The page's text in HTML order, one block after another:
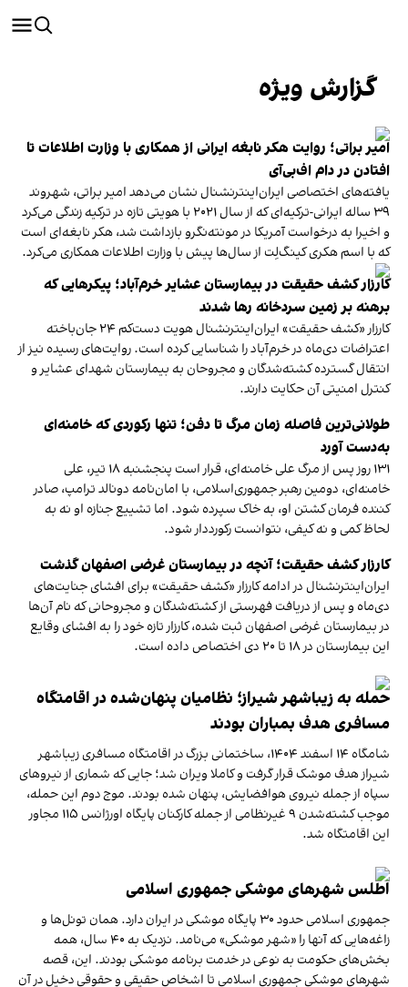
گزارش ویژه
امیر براتی؛ روایت هکر نابغه ایرانی از همکاری با وزارت اطلاعات تا
افتادن در دام اف‌بی‌آی
یافته‌های اختصاصی ایران‌اینترنشنال نشان می‌دهد امیر براتی، شهروند
۳۹ ساله ایرانی-ترکیه‌ای که از سال ۲۰۲۱ با هویتی تازه‌ در ترکیه زندگی می‌کرد
و اخیرا به درخواست آمریکا در مونته‌نگرو بازداشت شد، هکر نابغه‌ای است
که با اسم هکری کینگ‌لِت از سال‌ها پیش با وزارت اطلاعات همکاری می‌کرد.
کارزار کشف حقیقت در بیمارستان عشایر خرم‌آباد؛ پیکر‌هایی که
برهنه بر زمین سردخانه رها شدند
کارزار «کشف حقیقت» ایران‌اینترنشنال هویت دست‌کم ۲۴ جان‌باخته
اعتراضات دی‌ماه در خرم‌آباد را شناسایی کرده است. روایت‌های رسیده نیز از
انتقال گسترده کشته‌شدگان و مجروحان به بیمارستان شهدای عشایر و
کنترل امنیتی آن حکایت دارند.
طولانی‌ترین فاصله زمان مرگ تا دفن؛ تنها رکوردی که خامنه‌ای
به‌دست آورد
۱۳۱‍ روز پس از مرگ علی خامنه‌ای، قرار است پنجشنبه ۱۸ تیر، علی
خامنه‌ای، دومین رهبر جمهوری‌اسلامی، با امان‌نامه دونالد ترامپ، صادر
کننده فرمان کشتن او، به خاک سپرده شود. اما تشییع جنازه او نه به
لحاظ کمی و نه کیفی، نتوانست رکورددار شود.
کارزار کشف حقیقت؛ آنچه در بیمارستان غرضی اصفهان گذشت
ایران‌اینترنشنال در ادامه کارزار «کشف حقیقت» برای افشای جنایت‌های
دی‌ماه و پس از دریافت فهرستی از کشته‌شدگان و مجروحانی که نام آن‌ها
در بیمارستان غرضی اصفهان ثبت شده، کارزار تازه خود را به افشای وقایع
این بیمارستان در ۱۸ تا ۲۰ دی اختصاص داده است.
حمله به زیباشهر شیراز؛ نظامیان پنهان‌شده در اقامتگاه
مسافری هدف بمباران بودند
شامگاه ۱۴ اسفند ۱۴۰۴، ساختمانی بزرگ در اقامتگاه مسافری زیباشهر
شیراز هدف موشک قرار گرفت و کاملا ویران شد؛ جایی که شماری از نیروهای
سپاه از جمله نیروی هوافضایش، پنهان شده بودند. موج دوم این حمله،
موجب کشته‌شدن ۹ غیرنظامی از جمله کارکنان پایگاه اورژانس ۱۱۵ مجاور
این اقامتگاه شد.
اطلس شهرهای موشکی جمهوری اسلامی
جمهوری اسلامی حدود ۳۰ پایگاه موشکی در ایران دارد. همان تونل‌ها و
زاغه‌هایی که آنها را «شهر موشکی» می‌نامد. نزدیک به ۴۰ سال، همه
بخش‌های حکومت به نوعی در خدمت برنامه موشکی بودند. این، قصه
شهرهای موشکی جمهوری اسلامی تا اشخاص حقیقی و حقوقی دخیل در آن